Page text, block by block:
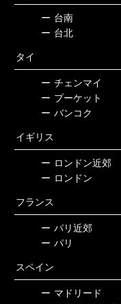
ー 台南
ー 台北
タイ
ー チェンマイ
ー プーケット
ー バンコク
イギリス
ー ロンドン近郊
ー ロンドン
フランス
ー パリ近郊
ー パリ
スペイン
ー マドリード